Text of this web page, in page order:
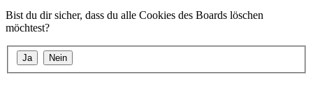
Bist du dir sicher, dass du alle Cookies des Boards löschen
möchtest?